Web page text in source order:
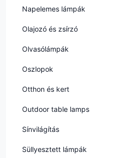
Napelemes lámpák
Olajozó és zsírzó
Olvasólámpák
Oszlopok
Otthon és kert
Outdoor table lamps
Sínvilágítás
Süllyesztett lámpák